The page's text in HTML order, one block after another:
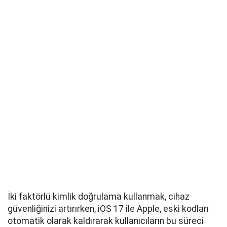
İki faktörlü kimlik doğrulama kullanmak, cihaz
güvenliğinizi artırırken, iOS 17 ile Apple, eski kodları
otomatik olarak kaldırarak kullanıcıların bu süreci